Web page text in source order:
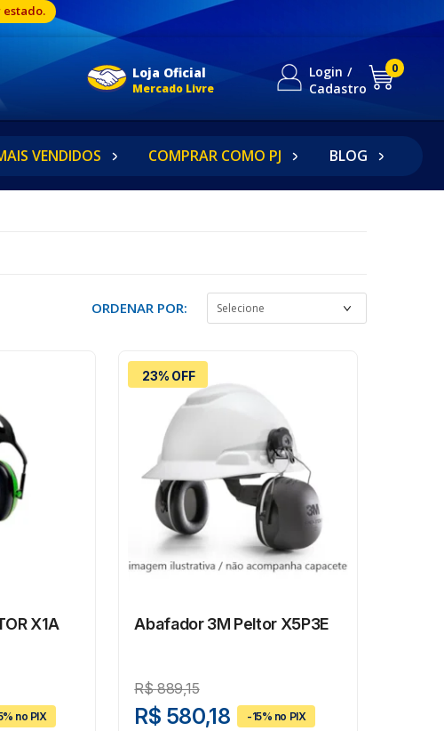
estado.
Loja Oficial
Mercado Livre
Login
Cadastro
0
VENDIDOS COMPRAR COMO PJ BLOG
ORDENAR POR:
X1A
23% OFF
Abafador 3M Peltor X5P3E
R$889,15
R$ 580,18